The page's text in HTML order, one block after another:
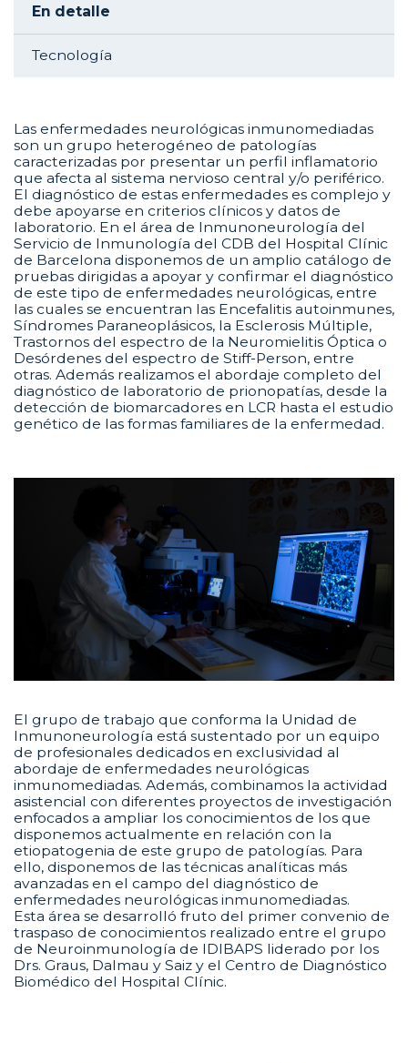
En detalle
Tecnología
Las enfermedades neurológicas inmunomediadas
son un grupo heterogéneo de patologías
caracterizadas por presentar un perfil inflamatorio
que afecta al sistema nervioso central y/o periférico.
El diagnóstico de estas enfermedades es complejo y
debe apoyarse en criterios clínicos y datos de
laboratorio. En el área de Inmunoneurología del
Servicio de Inmunología del CDB del Hospital Clínic
de Barcelona disponemos de un amplio catálogo de
pruebas dirigidas a apoyar y confirmar el diagnóstico
de este tipo de enfermedades neurológicas, entre
las cuales se encuentran las Encefalitis autoinmunes,
Síndromes Paraneoplásicos, la Esclerosis Múltiple,
Trastornos del espectro de la Neuromielitis Óptica o
Desórdenes del espectro de Stiff-Person, entre
otras. Además realizamos el abordaje completo del
diagnóstico de laboratorio de prionopatías, desde la
detección de biomarcadores en LCR hasta el estudio
genético de las formas familiares de la enfermedad.
El grupo de trabajo que conforma la Unidad de
Inmunoneurología está sustentado por un equipo
de profesionales dedicados en exclusividad al
abordaje de enfermedades neurológicas
inmunomediadas. Además, combinamos la actividad
asistencial con diferentes proyectos de investigación
enfocados a ampliar los conocimientos de los que
disponemos actualmente en relación con la
etiopatogenia de este grupo de patologías. Para
ello, disponemos de las técnicas analíticas más
avanzadas en el campo del diagnóstico de
enfermedades neurológicas inmunomediadas.
Esta área se desarrolló fruto del primer convenio de
traspaso de conocimientos realizado entre el grupo
de Neuroinmunología de IDIBAPS liderado por los
Drs. Graus, Dalmau y Saiz y el Centro de Diagnóstico
Biomédico del Hospital Clínic.